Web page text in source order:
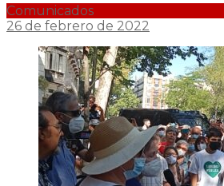
Comunicados
26 de febrero de 2022